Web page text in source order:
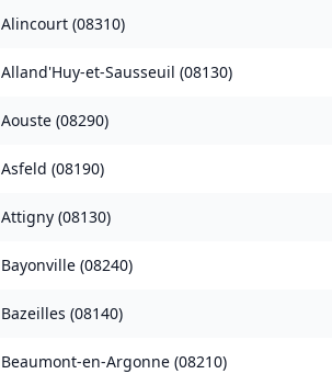
Alincourt (08310)
Alland'Huy-et-Sausseuil (08130)
Aouste (08290)
Asfeld (08190)
Attigny (08130)
Bayonville (08240)
Bazeilles (08140)
Beaumont-en-Argonne (08210)